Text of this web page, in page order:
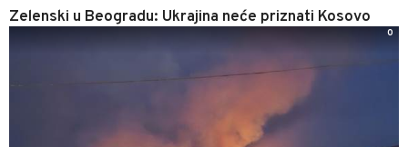
Zelenski u Beogradu: Ukrajina neće priznati Kosovo
0